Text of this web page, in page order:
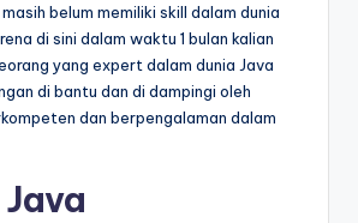
belum memiliki skill dalam dunia
di sini dalam waktu 1 bulan kalian
yang expert dalam dunia Java
di bantu dan di dampingi oleh
dan berpengalaman dalam